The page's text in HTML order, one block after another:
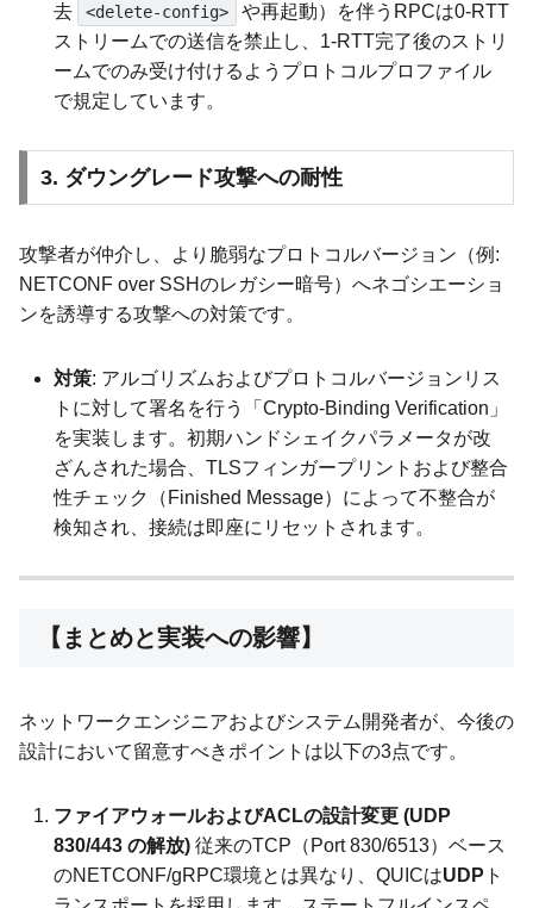
去
<delete-config>
や再起動）を伴うRPCは0-RTT
ストリームでの送信を禁止し、1-RTT完了後のストリ
ームでのみ受け付けるようプロトコルプロファイル
で規定しています。
3. ダウングレード攻撃への耐性
攻撃者が仲介し、より脆弱なプロトコルバージョン（例:
NETCONF over SSHのレガシー暗号）へネゴシエーショ
ンを誘導する攻撃への対策です。
対策: アルゴリズムおよびプロトコルバージョンリス
トに対して署名を行う「Crypto-Binding Verification」
を実装します。初期ハンドシェイクパラメータが改
ざんされた場合、TLSフィンガープリントおよび整合
性チェック（Finished Message）によって不整合が
検知され、接続は即座にリセットされます。
【まとめと実装への影響】
ネットワークエンジニアおよびシステム開発者が、今後の
設計において留意すべきポイントは以下の3点です。
ファイアウォールおよびACLの設計変更 (UDP
830/443 の解放) 従来のTCP（Port 830/6513）ベース
のNETCONF/gRPC環境とは異なり、QUICはUDP ト